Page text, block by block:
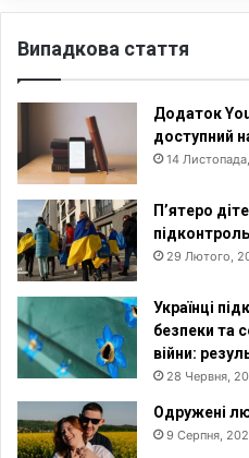
Випадкова стаття
Додаток
доступний
14
П’ятеро
29 Лютого,
Українці
безпеки та
війни:
28 Червня,
Одружені
9 Серпня,